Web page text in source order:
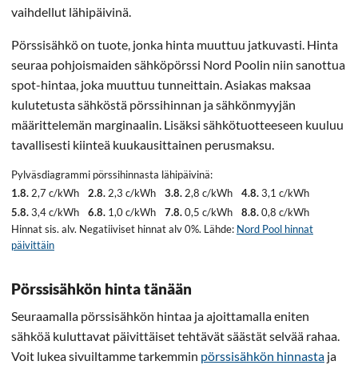
vaihdellut lähipäivinä.
Pörssisähkö on tuote, jonka hinta muuttuu jatkuvasti. Hinta
seuraa pohjoismaiden sähköpörssi Nord Poolin niin sanottua
spot-hintaa, joka muuttuu tunneittain. Asiakas maksaa
kulutetusta sähköstä pörssihinnan ja sähkönmyyjän
määrittelemän marginaalin. Lisäksi sähkötuotteeseen kuuluu
tavallisesti kiinteä kuukausittainen perusmaksu.
Pylväsdiagrammi pörssihinnasta lähipäivinä:
1.8. 2,7 c/kWh 2.8. 2,3 c/kWh 3.8. 2,8 c/kWh 4.8.3,1 c/kWh
5.8.3,4 c/kWh 6.8. 1,0 c/kWh 7.8.0,5 c/kWh 8.8.0,8 c/kWh
Hinnat sis. alv. Negatiiviset hinnat alv 0%. Lähde: Nord Pool hinnat
päivittäin
Pörssisähkön hinta tänään
Seuraamalla pörssisähkön hintaa ja ajoittamalla eniten
sähköä kuluttavat päivittäiset tehtävät säästät selvää rahaa.
Voit lukea sivuiltamme tarkemmin pörssisähkön hinnasta ja